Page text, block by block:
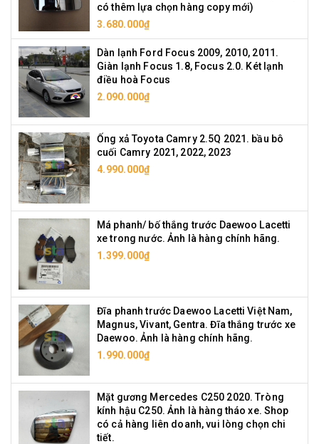
có thêm lựa chọn hàng copy mới)
3.680.000₫
Dàn lạnh Ford Focus 2009, 2010, 2011.
Giàn lạnh Focus 1.8, Focus 2.0. Két lạnh
điều hoà Focus
2.090.000₫
Ống xả Toyota Camry 2.5Q 2021. bầu bô
cuối Camry 2021, 2022, 2023
4.990.000₫
Má phanh/ bố thắng trước Daewoo Lacetti
xe trong nước. Ảnh là hàng chính hãng.
1.399.000₫
Đĩa phanh trước Daewoo Lacetti Việt Nam,
Magnus, Vivant, Gentra. Đĩa thắng trước xe
Daewoo. Ảnh là hàng chính hãng.
1.990.000₫
Mặt gương Mercedes C250 2020. Tròng
kính hậu C250. Ảnh là hàng tháo xe. Shop
có cả hàng liên doanh, vui lòng chọn chi
tiết.